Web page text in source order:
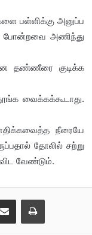
பள்ளிக்கு அனுப்ப
போன்றவை அணிந்து
தண்ணீரை குடிக்க
வைக்கக்கூடாது.
நீரையே
தோலில் சற்று
வேண்டும்.
Share via Email Print